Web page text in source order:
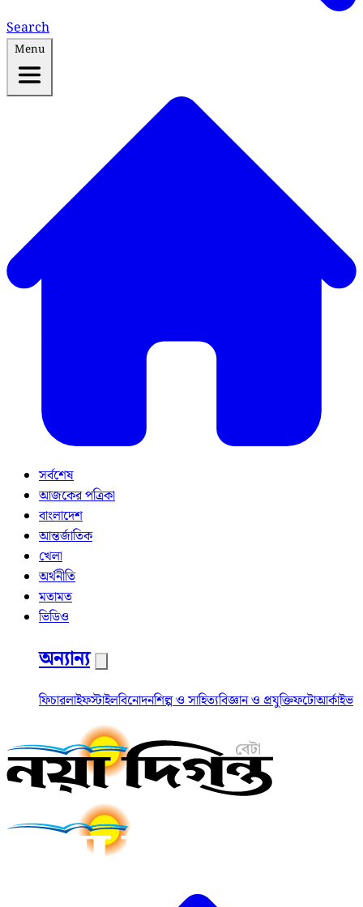
Search
Menu
সর্বশেষ
আজকের পত্রিকা
বাংলাদেশ
আন্তর্জাতিক
খেলা
অর্থনীতি
মতামত
ভিডিও
অন্যান্য
ফিচারলাইফস্টাইলবিনোদনশিল্প ও সাহিত্যবিজ্ঞান ও প্রযুক্তিফটোআর্কাইভ